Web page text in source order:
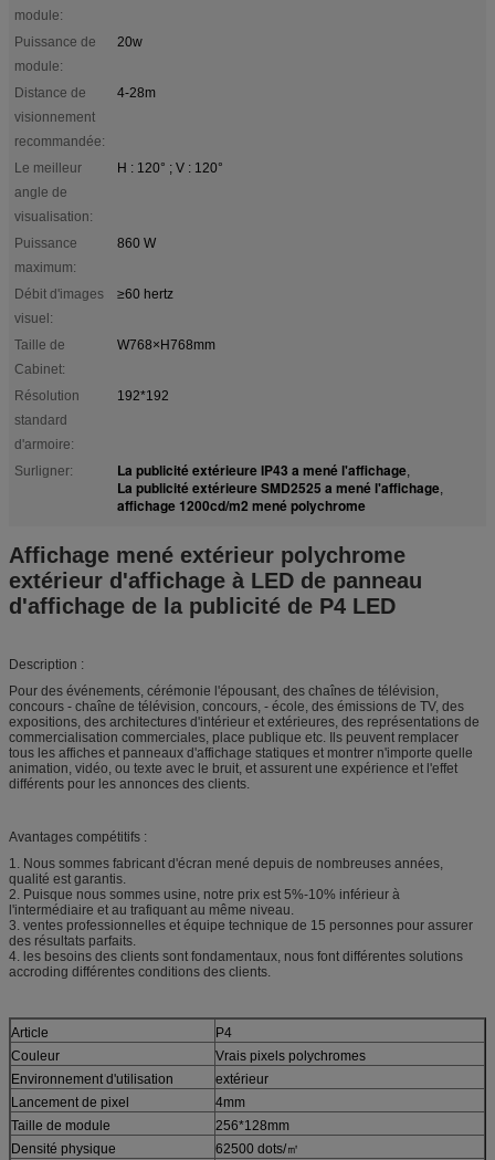
module:
Puissance de
module:
20w
Distance de
visionnement
recommandée:
4-28m
Le meilleur
angle de
visualisation:
H : 120° ; V : 120°
Puissance
maximum:
860 W
Débit d'images
visuel:
≥60 hertz
Taille de
Cabinet:
W768×H768mm
Résolution
standard
d'armoire:
192*192
Surligner: La publicité extérieure IP43 a mené l'affichage,
La publicité extérieure SMD2525 a mené l'affichage,
affichage 1200cd/m2 mené polychrome
Affichage mené extérieur polychrome
extérieur d'affichage à LED de panneau
d'affichage de la publicité de P4 LED
Description :
Pour des événements, cérémonie l'épousant, des chaînes de télévision,
concours - chaîne de télévision, concours, - école, des émissions de TV, des
expositions, des architectures d'intérieur et extérieures, des représentations de
commercialisation commerciales, place publique etc. Ils peuvent remplacer
tous les affiches et panneaux d'affichage statiques et montrer n'importe quelle
animation, vidéo, ou texte avec le bruit, et assurent une expérience et l'effet
différents pour les annonces des clients.
Avantages compétitifs :
1. Nous sommes fabricant d'écran mené depuis de nombreuses années,
qualité est garantis.
2. Puisque nous sommes usine, notre prix est 5%-10% inférieur à
l'intermédiaire et au trafiquant au même niveau.
3. ventes professionnelles et équipe technique de 15 personnes pour assurer
des résultats parfaits.
4. les besoins des clients sont fondamentaux, nous font différentes solutions
accroding différentes conditions des clients.
Article
P4
Couleur
Vrais pixels polychromes
Environnement d'utilisation
extérieur
Lancement de pixel
4mm
Taille de module
256*128mm
Densité physique
62500 dots/㎡